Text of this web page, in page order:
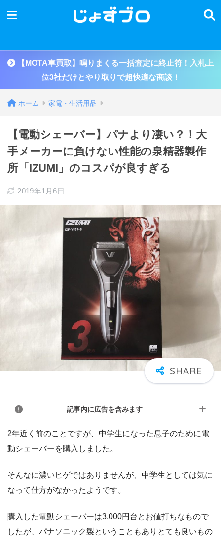
【MOTA車買取】鳴りまくる一括査定に終止符！入札上
位3社だけとやり取りで超快適な商談！
ホーム 家電・生活用品
【電動シェーバー】パナより凄い？！大
手メーカーに負けない性能の泉精器製作
所「IZUMI」のコスパが良すぎる
2019年1月6日
記事内に広告を含みます
2年近く前のことですが、中学生になった息子のために電
動シェーバーを購入しました。
そんなに濃いヒゲではありませんが、中学生としては気に
なって仕方がなかったようです。
購入した電動シェーバーは3,000円台とお値打ちなもので
したが、パナソニック製ということもありとても良いもの